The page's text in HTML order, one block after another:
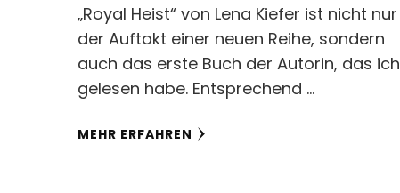
„Royal Heist“ von Lena Kiefer ist nicht nur
der Auftakt einer neuen Reihe, sondern
auch das erste Buch der Autorin, das ich
gelesen habe. Entsprechend …
MEHR ERFAHREN